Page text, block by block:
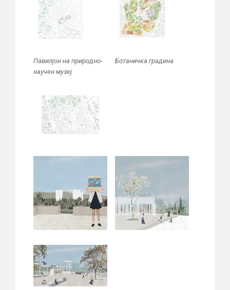
Павилјон на природно-
научен музеј
Ботаничка градина